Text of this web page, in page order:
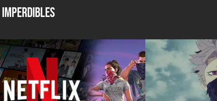
Imperdibles